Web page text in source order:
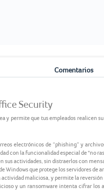
Comentarios
Security
y permite que tus empleados realicen
electrónicos de “phishing” y
con la funcionalidad especial de "no
sus actividades, sin distraerlos con
Windows que protege los servidores de
maliciosa, y permite la
y un ransomware intenta cifrar los